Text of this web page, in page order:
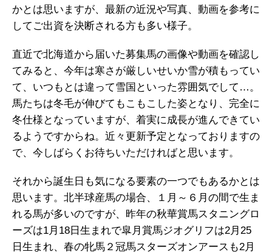
かとは思いますが、最新の近況や写真、動画を参考に
してご出資を決断される方も多い様子。
直近で北海道から届いた募集馬の画像や動画を確認し
てみると、今年は寒さが厳しいせいか雪が積もってい
て、いつもとは違って雪国といった雰囲気でして…。
馬たちは冬毛が伸びてもこもこした姿となり、完全に
冬仕様となっていますが、着実に成長が進んできてい
るようですからね。近々更新予定となっておりますの
で、今しばらくお待ちいただければと思います。
それから誕生日も気になる要素の一つでもあるかとは
思います。北半球産馬の場合、１月～６月の間で生ま
れる馬が多いのですが、昨年の秋華賞馬スタニングロ
ーズは1月18日生まれで皐月賞馬ジオグリフは2月25
日生まれ、春の牝馬２冠馬スターズオンアースも2月